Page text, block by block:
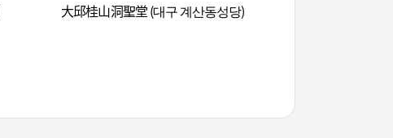
大邱桂山洞聖堂 (대구 계산동성당)